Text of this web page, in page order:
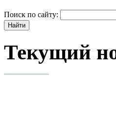
Поиск по сайту:
Текущий